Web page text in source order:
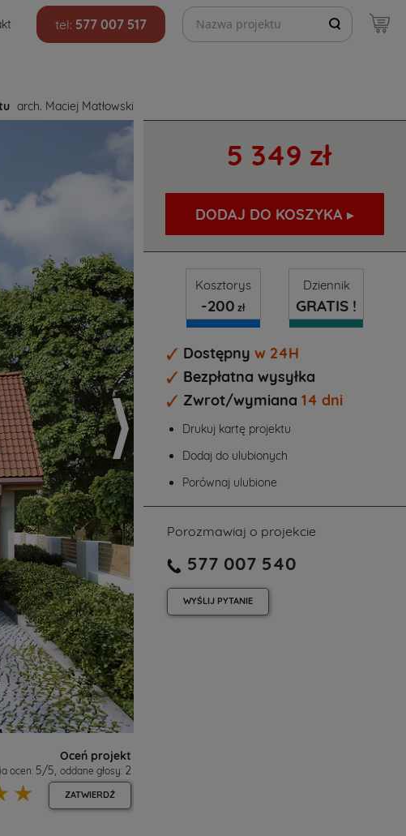
tel: 577 007 517
Szukaj projektów
arch. Maciej Matłowski
Oceń projekt
ocen: 5/5, oddane głosy: 2
☆ ZATWIERDŹ
5 349 zł
DODAJ DO KOSZYKA ▸
Kosztorys
-200 zł
Dziennik
GRATIS !
Dostępny w 24H
Bezpłatna wysyłka
Zwrot/wymiana 14 dni
Drukuj kartę projektu
Dodaj do ulubionych
Porównaj ulubione
Porozmawiaj o projekcie
577 007 540
WYŚLIJ PYTANIE